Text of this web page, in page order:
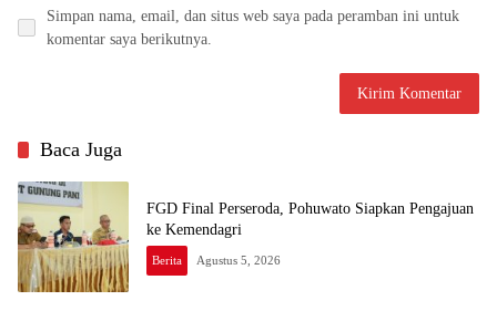
Simpan nama, email, dan situs web saya pada peramban ini untuk
komentar saya berikutnya.
Baca Juga
FGD Final Perseroda, Pohuwato Siapkan Pengajuan
ke Kemendagri
Berita Agustus 5, 2026